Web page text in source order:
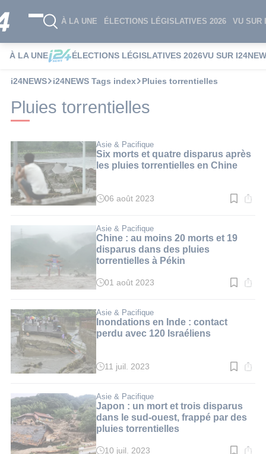
À LA UNE ÉLECTIONS LÉGISLATIVES 2026 VU SUR
À LA UNE ÉLECTIONS LÉGISLATIVES 2026VU SUR
i24NEWS i24NEWS Tags index Pluies torrentielles
Pluies torrentielles
Asie & Pacifique
Six morts et quatre disparus après
les pluies torrentielles en Chine
Temps
:
3
min.
06 août 2023
Asie & Pacifique
Chine : au moins 20 morts et 19
disparus dans des pluies
torrentielles à Pékin
Temps
:
4
min.
01 août 2023
Asie & Pacifique
Inondations en Inde : contact
perdu avec 120 Israéliens
Temps
:
3
min.
11 juil. 2023
Asie & Pacifique
Japon : un mort et trois disparus
dans le sud-ouest, frappé par des
pluies torrentielles
10 juil. 2023